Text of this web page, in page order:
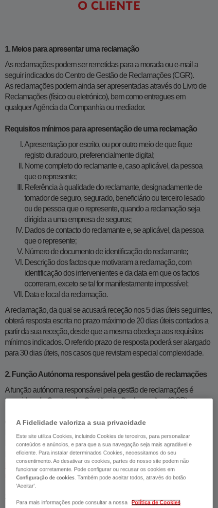
O CLIENTE
1. Meios para apresentar uma reclamação
As reclamações podem ser remetidas para a morada ou e-mail a
seguir indicados do Centro de Gestão de Reclamações (CGR).
As reclamações podem ainda ser apresentadas através do Livro de
Reclamações (físico ou eletrónico), bem como entregues em
qualquer Agência da Companhia ou mediador.
Requisitos mínimos para apresentação de uma reclamação
Apresentação por escrito, ou por outro meio de que fique
registo duradouro, preferencialmente digital;
Nome completo do reclamante e, caso aplicável, da pessoa
que o represente;
Referência à qualidade do reclamante, designadamente de
tomador de seguro, segurado, beneficiário ou terceiro lesado
ou de pessoa que o represente, quando a reclamação seja
dirigida a uma empresa de seguros;
Dados de contacto do reclamante e, se aplicável, da pessoa
que o represente;
Número de documento de identificação do reclamante;
Descrição dos factos que motivaram a reclamação, com
identificação dos intervenientes e da data em que os factos
ocorreram, exceto se tal for manifestamente impossível;
Data e local da reclamação.
A reclamação, da qual se acusará receção nos 5 dias úteis seguintes,
obterá resposta escrita no prazo máximo de 20 dias úteis contados a
partir da sua receção, desde que a mesma obedeça aos requisitos
mínimos indicados. O referido prazo de resposta poderá ser alargado
para 30 dias úteis, nos casos que revistam especial complexidade.
2. Função Autónoma responsável pela gestão de reclamações
A função autónoma responsável pela gestão de reclamações é
exercida peloCentro de Gestão de Reclamações(CGR).
Contactos:
Morada: Centro de Gestão de Reclamações
Largo do Calhariz, 30, 1249-001 Lisboa
Email:ggr.reclamacoes@fidelidade.pt
Política e Regulamento de funcionamento aplicável à gestão de
reclamações
3. Livro de Reclamações
A Fidelidade valoriza a sua privacidade
Este site utiliza Cookies, incluindo Cookies de terceiros, para personalizar
conteúdos e anúncios, e para que a sua navegação seja mais agradável e
eficiente. Para instalar determinados Cookies, necessitamos do seu
consentimento. Ao desativar os cookies, partes do nosso site podem não
funcionar corretamente. Pode configurar ou recusar os cookies em
Configuração de cookies . Também pode aceitar todos, através do botão
'Aceitar'.
Para mais informações pode consultar a nossa Política de Cookies